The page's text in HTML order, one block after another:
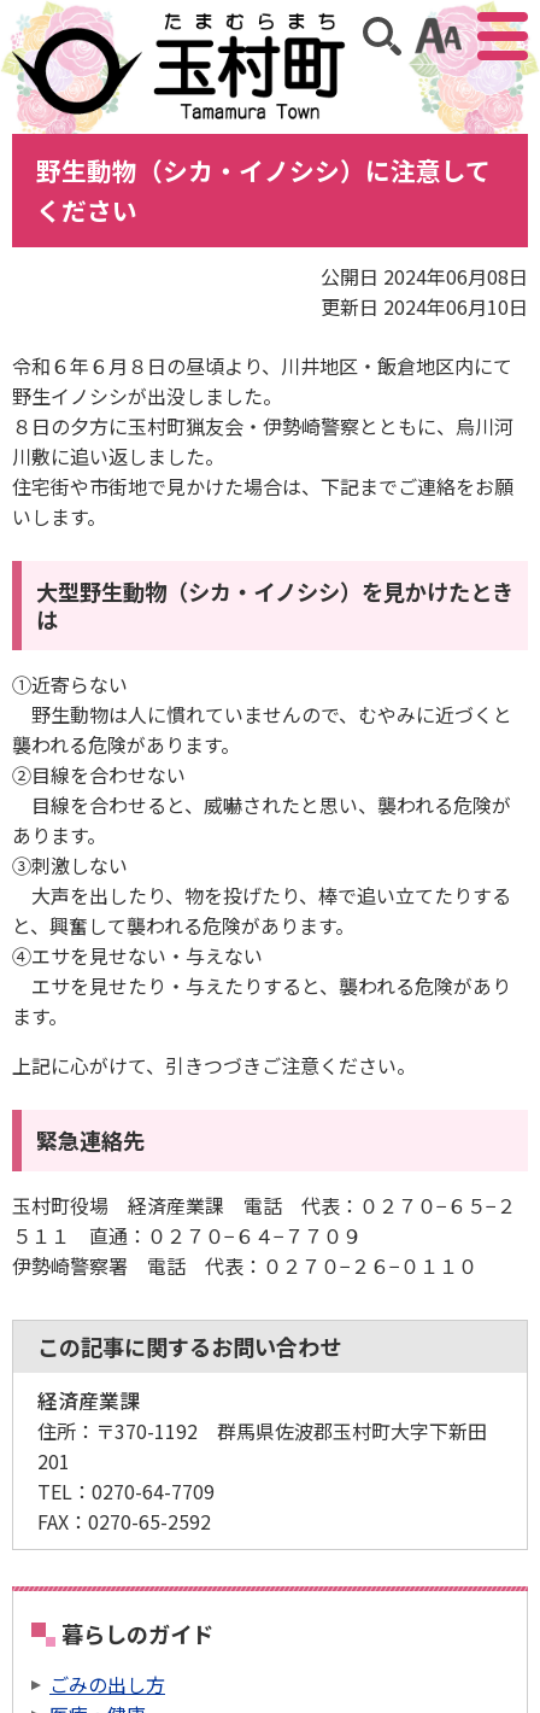
アクセ
サイト内検索
野生動物（シカ・イノシシ）に注意して
ください
公開日 2024年06月08日
更新日 2024年06月10日
令和６年６月８日の昼頃より、川井地区・飯倉地区内にて
野生イノシシが出没しました。
８日の夕方に玉村町猟友会・伊勢崎警察とともに、烏川河
川敷に追い返しました。
住宅街や市街地で見かけた場合は、下記までご連絡をお願
いします。
大型野生動物（シカ・イノシシ）を見かけたとき
は
①近寄らない
野生動物は人に慣れていませんので、むやみに近づくと
襲われる危険があります。
②目線を合わせない
目線を合わせると、威嚇されたと思い、襲われる危険が
あります。
③刺激しない
大声を出したり、物を投げたり、棒で追い立てたりする
と、興奮して襲われる危険があります。
④エサを見せない・与えない
エサを見せたり・与えたりすると、襲われる危険があり
ます。
上記に心がけて、引きつづきご注意ください。
緊急連絡先
玉村町役場 経済産業課 電話 代表：０２７０−６５−２
５１１ 直通：０２７０−６４−７７０９
伊勢崎警察署 電話 代表：０２７０−２６−０１１０
この記事に関するお問い合わせ
経済産業課
住所： 〒370-1192 群馬県佐波郡玉村町大字下新田
201
TEL： 0270-64-7709
FAX： 0270-65-2592
暮らしのガイド
ごみの出し方